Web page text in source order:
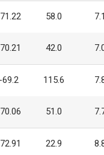
58.0
42.0
-69.2 115.6
51.0
22.9